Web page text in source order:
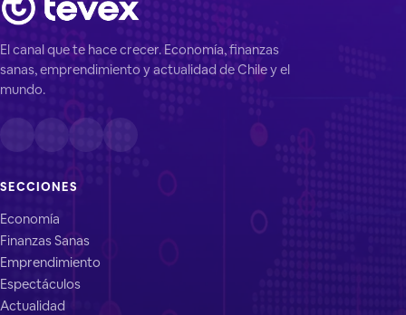
El canal que te hace crecer. Economía, finanzas
sanas, emprendimiento y actualidad de Chile y el
mundo.
SECCIONES
Economía
Finanzas Sanas
Emprendimiento
Espectáculos
Actualidad